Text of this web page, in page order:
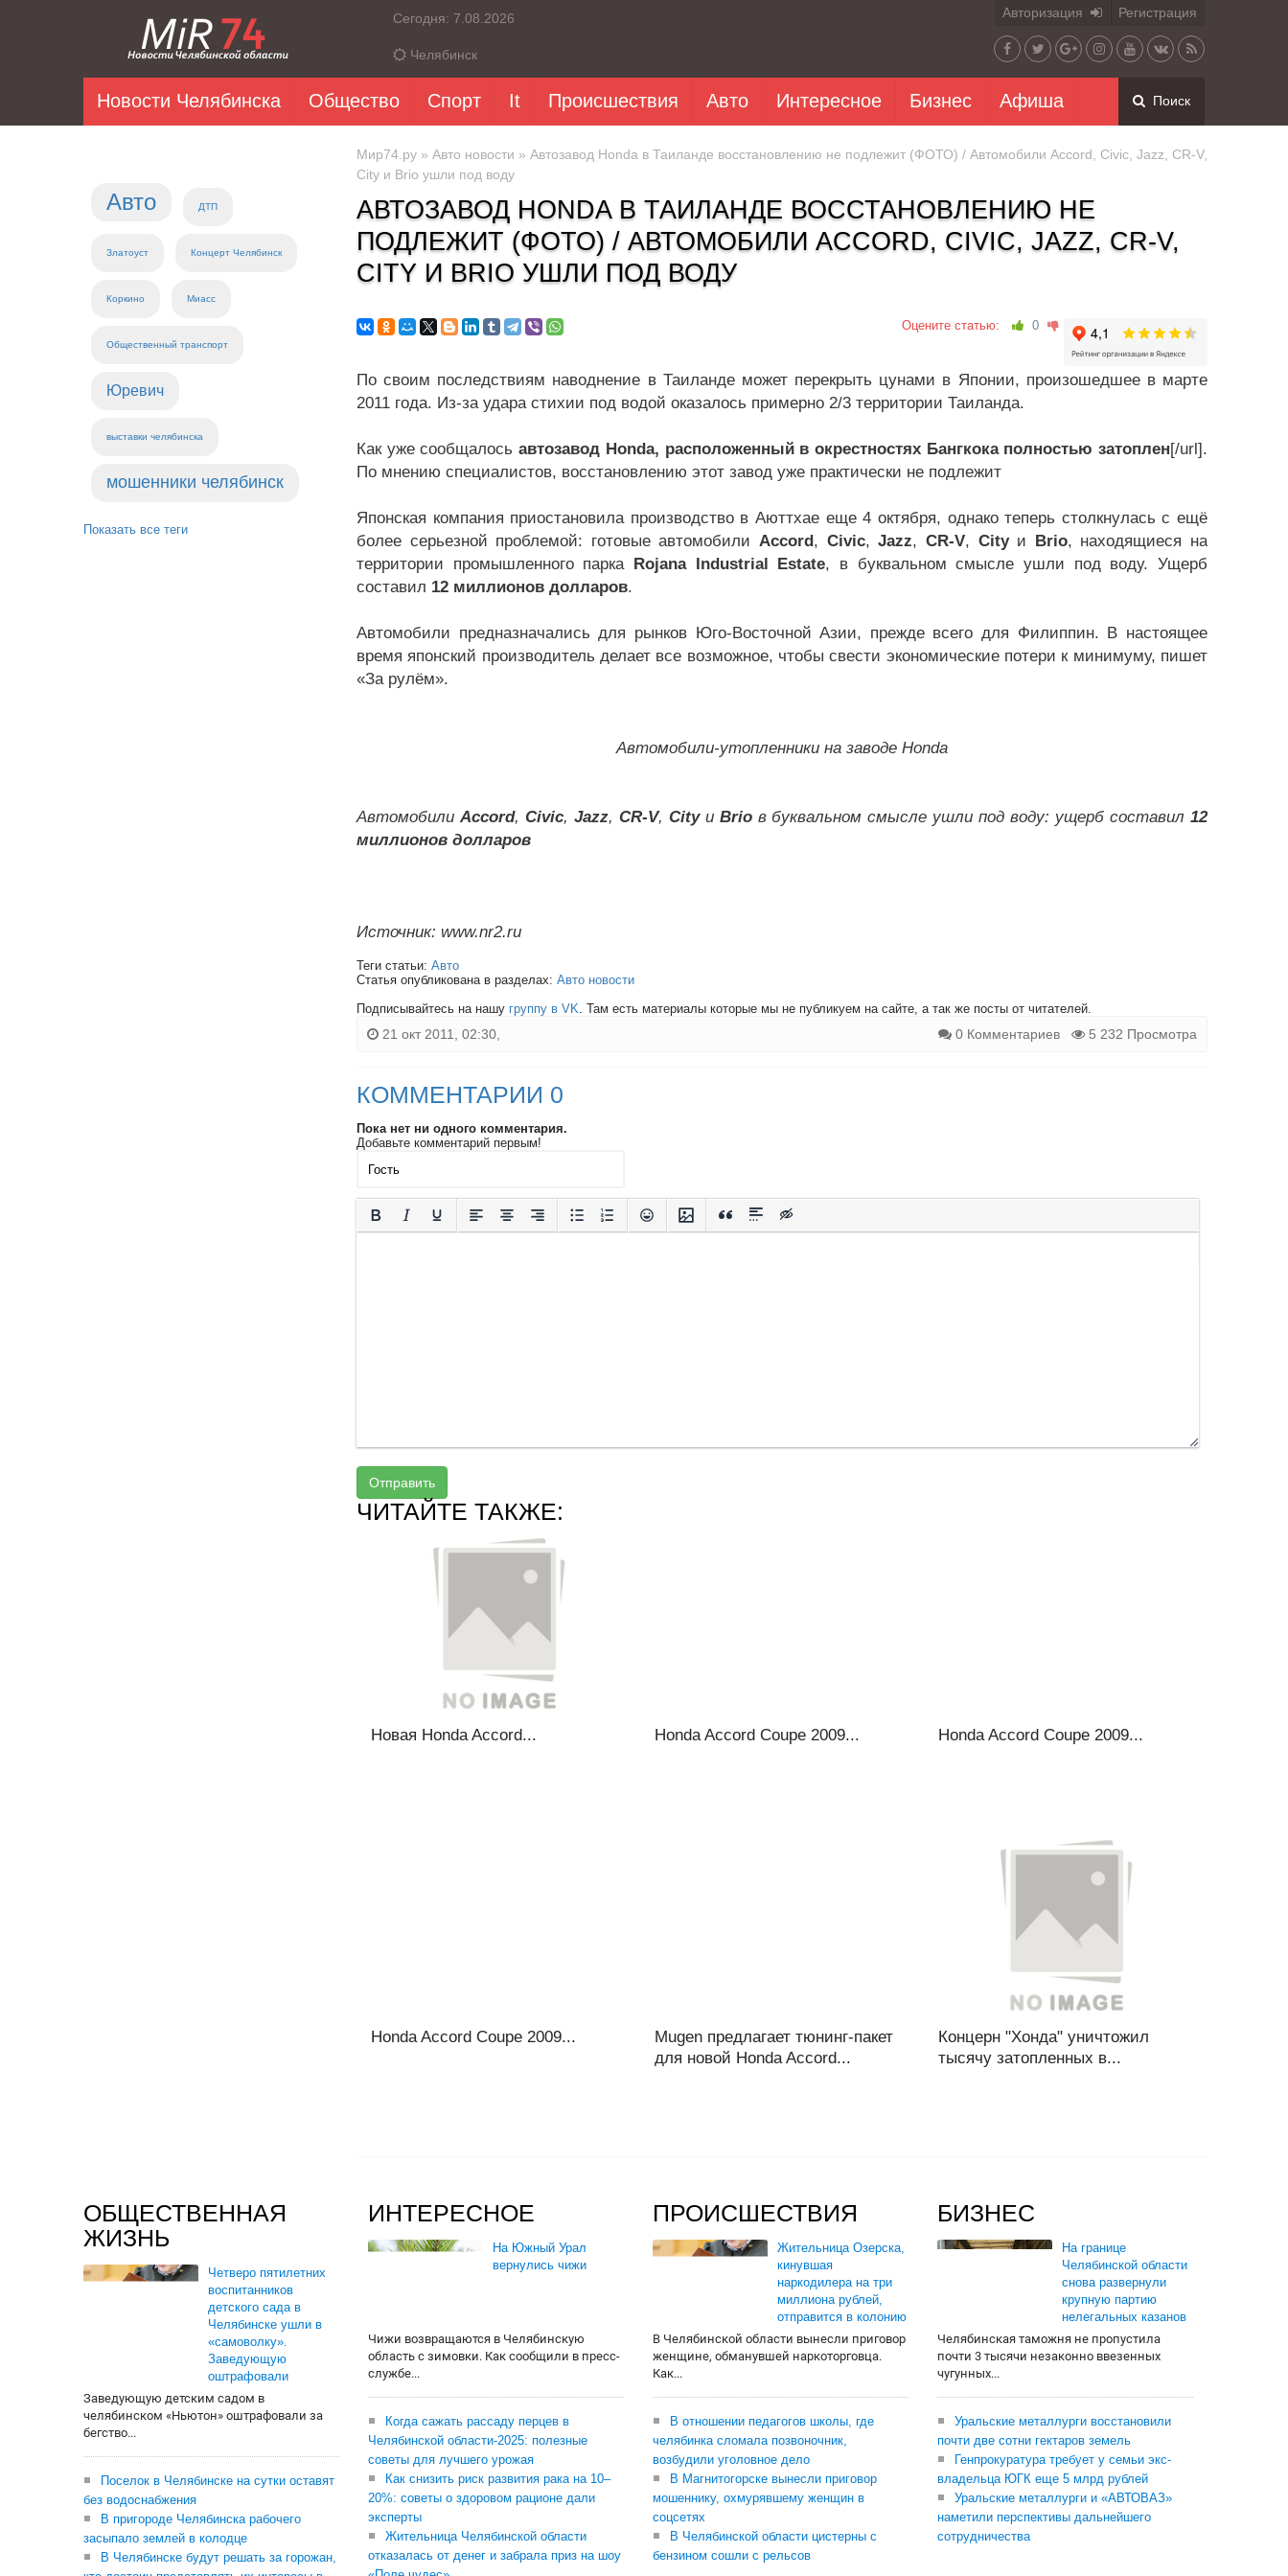
Сегодня: 7.08.2026
Челябинск
Авторизация Регистрация
Новости Челябинска Общество Спорт It Происшествия Авто Интересное Бизнес Афиша Поиск
Авто ДТП
Златоуст Концерт Челябинск
Коркино Миасс
Общественный транспорт
Юревич
выставки челябинска
мошенники челябинск
Показать все теги
Мир74.ру » Авто новости » Автозавод Honda в Таиланде восстановлению не подлежит (ФОТО) / Автомобили Accord, Civic, Jazz, CR-V,
City и Brio ушли под воду
АВТОЗАВОД HONDA В ТАИЛАНДЕ ВОССТАНОВЛЕНИЮ НЕ
ПОДЛЕЖИТ (ФОТО) / АВТОМОБИЛИ ACCORD, CIVIC, JAZZ, CR-V,
CITY И BRIO УШЛИ ПОД ВОДУ
Оцените статью: 0
По своим последствиям наводнение в Таиланде может перекрыть цунами в Японии, произошедшее в марте
2011 года. Из-за удара стихии под водой оказалось примерно 2/3 территории Таиланда.
Как уже сообщалосьавтозавод Honda, расположенный в окрестностях Бангкока полностью затоплен[/url].
По мнению специалистов, восстановлению этот завод уже практически не подлежит
Японская компания приостановила производство в Аюттхае еще 4 октября, однако теперь столкнулась с ещё
более серьезной проблемой: готовые автомобилиAccord, Civic,Jazz, CR-V, Cityи Brio, находящиеся на
территории промышленного парка Rojana Industrial Estate, в буквальном смысле ушли под воду. Ущерб
составил 12 миллионов долларов.
Автомобили предназначались для рынков Юго-Восточной Азии, прежде всего для Филиппин. В настоящее
время японский производитель делает все возможное, чтобы свести экономические потери к минимуму, пишет
«За рулём».
Автомобили-утопленники на заводе Honda
Автомобили Accord, Civic, Jazz, CR-V, Cityи Brioв буквальном смысле ушли под воду: ущерб составил 12
миллионов долларов
Источник: www.nr2.ru
Теги статьи: Авто
Статья опубликована в разделах: Авто новости
Подписывайтесь на нашу группу в VK. Там есть материалы которые мы не публикуем на сайте, а так же посты от читателей.
21 окт 2011, 02:30, 0 Комментариев 5 232 Просмотра
КОММЕНТАРИИ 0
Пока нет ни одного комментария.
Добавьте комментарий первым!
Отправить
ЧИТАЙТЕ ТАКЖЕ:
Новая Honda Accord... Honda Accord Coupe 2009... Honda Accord Coupe 2009...
Honda Accord Coupe 2009...
Mugen предлагает тюнинг-пакет
для новой Honda Accord...
Концерн "Хонда" уничтожил
тысячу затопленных в...
ОБЩЕСТВЕННАЯ
ЖИЗНЬ
Четверо пятилетних
воспитанников
детского сада в
Челябинске ушли в
«самоволку».
Заведующую
оштрафовали
Заведующую детским садом в
челябинском «Ньютон» оштрафовали за
бегство...
Поселок в Челябинске на сутки оставят
без водоснабжения
В пригороде Челябинска рабочего
засыпало землей в колодце
В Челябинске будут решать за горожан,
ИНТЕРЕСНОЕ
На Южный Урал
вернулись чижи
Чижи возвращаются в Челябинскую
область с зимовки. Как сообщили в пресс-
службе...
Когда сажать рассаду перцев в
Челябинской области-2025: полезные
советы для лучшего урожая
Как снизить риск развития рака на 10–
20%: советы о здоровом рационе дали
эксперты
Жительница Челябинской области
отказалась от денег и забрала приз на шоу
ПРОИСШЕСТВИЯ
Жительница Озерска,
кинувшая
наркодилера на три
миллиона рублей,
отправится в колонию
В Челябинской области вынесли приговор
женщине, обманувшей наркоторговца.
Как...
В отношении педагогов школы, где
челябинка сломала позвоночник,
возбудили уголовное дело
В Магнитогорске вынесли приговор
мошеннику, охмурявшему женщин в
соцсетях
В Челябинской области цистерны с
бензином сошли с рельсов
БИЗНЕС
На границе
Челябинской области
снова развернули
крупную партию
нелегальных казанов
Челябинская таможня не пропустила
почти 3 тысячи незаконно ввезенных
чугунных...
Уральские металлурги восстановили
почти две сотни гектаров земель
Генпрокуратура требует у семьи экс-
владельца ЮГК еще 5 млрд рублей
Уральские металлурги и «АВТОВАЗ»
наметили перспективы дальнейшего
сотрудничества